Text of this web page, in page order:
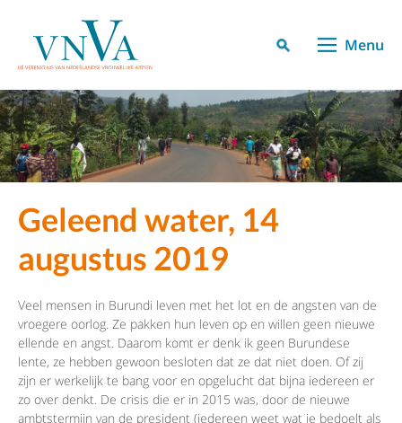
Menu
Geleend water, 14
augustus 2019
Veel mensen in Burundi leven met het lot en de angsten van de
vroegere oorlog. Ze pakken hun leven op en willen geen nieuwe
ellende en angst. Daarom komt er denk ik geen Burundese
lente, ze hebben gewoon besloten dat ze dat niet doen. Of zij
zijn er werkelijk te bang voor en opgelucht dat bijna iedereen er
zo over denkt. De crisis die er in 2015 was, door de nieuwe
ambtstermijn van de president (iedereen weet wat je bedoelt als